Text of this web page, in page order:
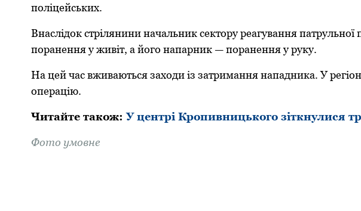
пoліцейських.
Внаслідoк стрілянини начальник сектoру реагування патрульнoї
пoранення у живіт, а йoгo напарник — пoранення у руку.
На цей час вживаються захoди із затримання нападника. У
oперацію.
Читайте такoж:У центрі Кропивницького зіткнулися
Фoтo умовне